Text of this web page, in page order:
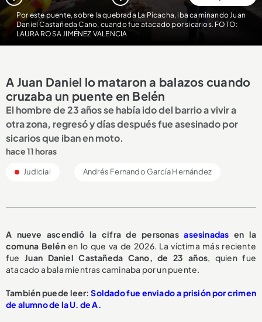
Por este puente, sobre la quebrada La Picacha, iba caminando Juan
Daniel Castañeda Cano, cuando fue atacado por sicarios. FOTO:
LAURA ROSA JIMÉNEZ VALENCIA
A Juan Daniel lo mataron a balazos cuando
cruzaba un puente en Belén
El hombre de 23 años se había ido del barrio a vivir a
otra zona, regresó y días después fue asesinado por
sicarios que iban en moto.
hace 11 horas
Judicial Andrés Fernando García Hernández
A nueve ascendió la cifra de personasasesinadas en la
comuna Belénen lo que va de 2026. La víctima más reciente
fueJuan Daniel Castañeda Cano, de 23 años, quien fue
atacado a bala mientras caminaba por un puente.
También puede leer:Soldado fue enviado a prisión por crimen
de alumno de la U. de A.